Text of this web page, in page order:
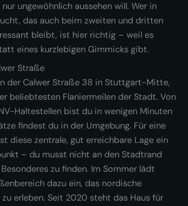
ungewöhnlich aussehen will. Wer in
das auch beim zweiten und dritten
bleibt, ist hier richtig – weil es
eines kurzlebigen Gimmicks gibt.
Straße
der Calwer Straße 38 in Stuttgart-Mitte,
beliebtesten Flaniermeilen der Stadt. Von
Haltestellen bist du in wenigen Minuten
findest du in der Umgebung. Für eine
diese zentrale, gut erreichbare Lage ein
– du musst nicht an den Stadtrand
zu finden. Im Sommer lädt
dazu ein, das nordische
erleben. Seit 2020 steht das Haus für